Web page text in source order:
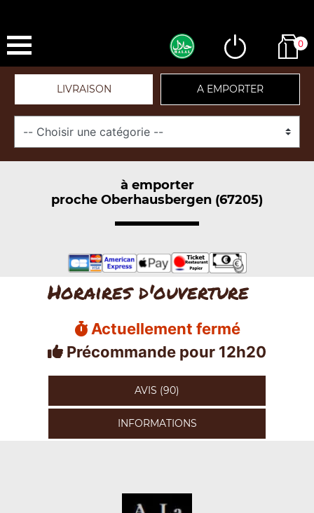
0
LIVRAISON A EMPORTER
à emporter
proche Oberhausbergen (67205)
Horaires d'ouverture
Actuellement fermé
Précommande pour 12h20
AVIS (90)
INFORMATIONS